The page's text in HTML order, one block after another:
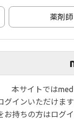
薬剤師
本サイトでは
グインいただけま
お持ちの方はログ